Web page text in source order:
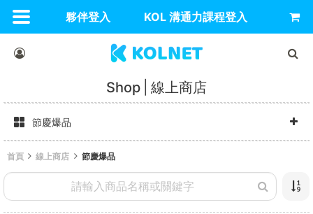
夥伴登入 KOL 溝通力課程登入
Shop 線上商店
節慶爆品
首頁 線上商店 節慶爆品